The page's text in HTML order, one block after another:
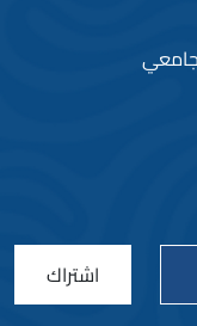
اشتراك